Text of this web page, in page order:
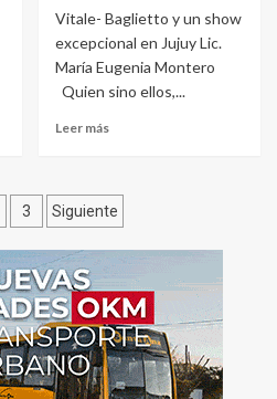
Vitale- Baglietto y un show
excepcional en Jujuy Lic.
María Eugenia Montero
Quien sino ellos,...
Leer más
3 Siguiente